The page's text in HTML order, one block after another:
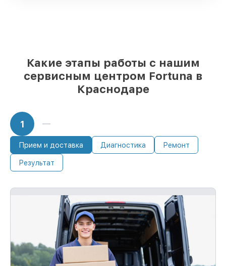
Какие этапы работы с нашим
сервисным центром Fortuna в
Краснодаре
1
Прием и доставка Диагностика Ремонт
Результат